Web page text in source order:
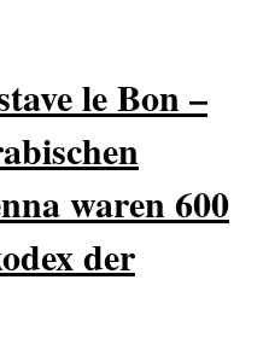
le Bon –
waren 600
der